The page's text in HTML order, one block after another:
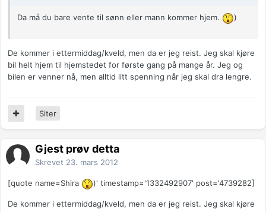
Da må du bare vente til sønn eller mann kommer hjem. )
De kommer i ettermiddag/kveld, men da er jeg reist. Jeg skal kjøre
bil helt hjem til hjemstedet for første gang på mange år. Jeg og
bilen er venner nå, men alltid litt spenning når jeg skal dra lengre.
Siter
Gjest prøv detta
Skrevet 23. mars 2012
[quote name=Shira )' timestamp='1332492907' post='4739282]
De kommer i ettermiddag/kveld, men da er jeg reist. Jeg skal kjøre